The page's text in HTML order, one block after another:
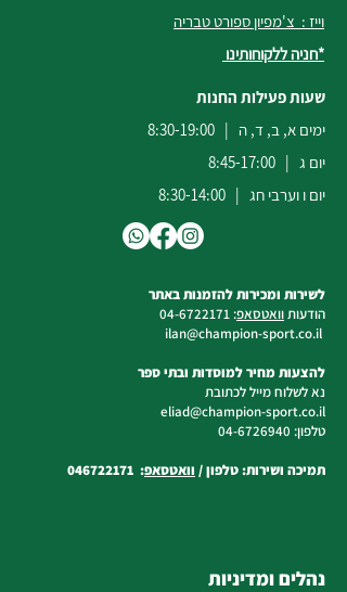
וייז : צ'מפיון ספורט טבריה
*חניה ללקוחותינו
שעות פעילות החנות
ימים א, ב, ד, ה | 8:30-19:00
יום ג | 8:45-17:00
יום ו וערבי חג | 8:30-14:00
לשירות ומכירות להזמנות באתר
הודעותוואטסאפ:
04-6722171
@champion-sport.co.il
להצעות מחיר למוסדות ובתי ספר
נא לשלוח מייל לכתובת
eliad@champion-sport.co.il
טלפון: 04-6726940
תמיכה ושירות: טלפון / וואטסאפ:
046722171
נהלים ומדיניות